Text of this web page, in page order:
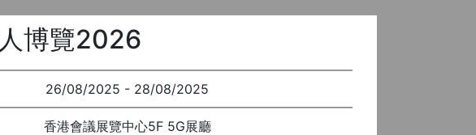
博覽2026
26/08/2025 - 28/08/2025
香港會議展覽中心5F 5G展廳